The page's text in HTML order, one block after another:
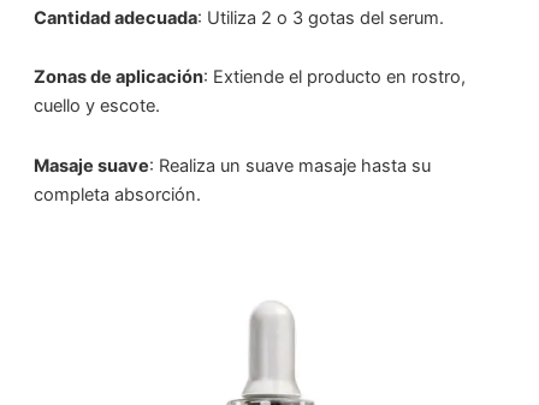
Cantidad adecuada: Utiliza 2 o 3 gotas del serum.
Zonas de aplicación: Extiende el producto en rostro,
cuello y escote.
Masaje suave: Realiza un suave masaje hasta su
completa absorción.